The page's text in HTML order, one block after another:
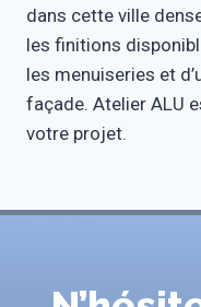
dans cette ville
les finitions
les menuiseries et
façade. Atelier ALU
votre projet.